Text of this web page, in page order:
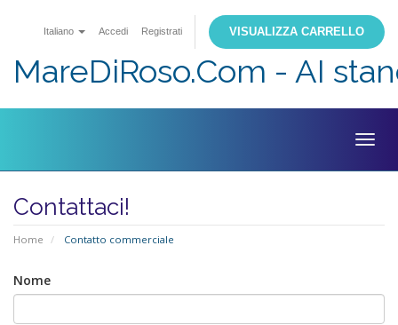
Italiano Accedi Registrati VISUALIZZA CARRELLO
MareDiRoso.Com - AI
Contattaci!
Home Contatto commerciale
Nome